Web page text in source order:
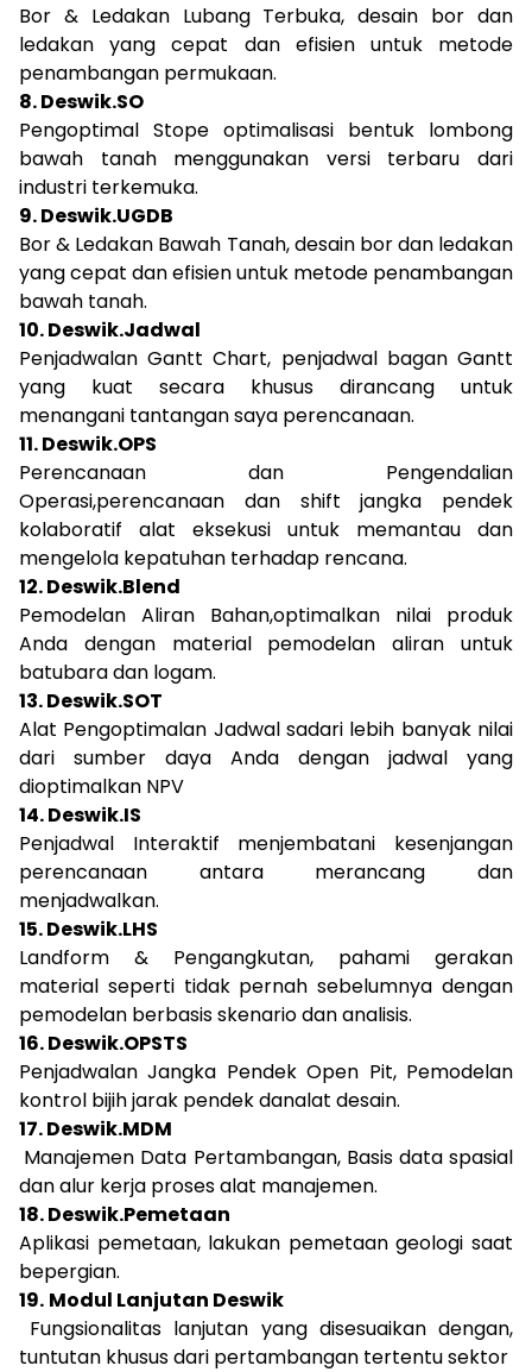
Bor & Ledakan Lubang Terbuka, desain bor dan
ledakan yang cepat dan efisien untuk metode
penambangan permukaan.
8. Deswik.SO
Pengoptimal Stope optimalisasi bentuk lombong
bawah tanah menggunakan versi terbaru dari
industri terkemuka.
9. Deswik.UGDB
Bor & Ledakan Bawah Tanah, desain bor dan ledakan
yang cepat dan efisien untuk metode penambangan
bawah tanah.
10. Deswik.Jadwal
Penjadwalan Gantt Chart, penjadwal bagan Gantt
yang kuat secara khusus dirancang untuk
menangani tantangan saya perencanaan.
11. Deswik.OPS
Perencanaan dan Pengendalian
Operasi,perencanaan dan shift jangka pendek
kolaboratif alat eksekusi untuk memantau dan
mengelola kepatuhan terhadap rencana.
12. Deswik.Blend
Pemodelan Aliran Bahan,optimalkan nilai produk
Anda dengan material pemodelan aliran untuk
batubara dan logam.
13. Deswik.SOT
Alat Pengoptimalan Jadwal sadari lebih banyak nilai
dari sumber daya Anda dengan jadwal yang
dioptimalkan NPV
14. Deswik.IS
Penjadwal Interaktif menjembatani kesenjangan
perencanaan antara merancang dan
menjadwalkan.
15. Deswik.LHS
Landform & Pengangkutan, pahami gerakan
material seperti tidak pernah sebelumnya dengan
pemodelan berbasis skenario dan analisis.
16. Deswik.OPSTS
Penjadwalan Jangka Pendek Open Pit, Pemodelan
kontrol bijih jarak pendek danalat desain.
17. Deswik.MDM
Manajemen Data Pertambangan, Basis data spasial
dan alur kerja proses alat manajemen.
18. Deswik.Pemetaan
Aplikasi pemetaan, lakukan pemetaan geologi saat
bepergian.
19. Modul Lanjutan Deswik
Fungsionalitas lanjutan yang disesuaikan dengan,
tuntutan khusus dari pertambangan tertentu sektor